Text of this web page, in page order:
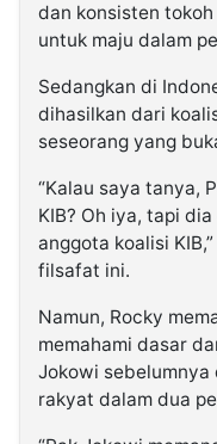
dan konsisten
untuk maju dalam
Sedangkan di
dihasilkan dari
seseorang yang
“Kalau saya tanya,
KIB? Oh iya, tapi
anggota koalisi
filsafat ini.
Namun, Rocky
memahami dasar
Jokowi
rakyat dalam dua